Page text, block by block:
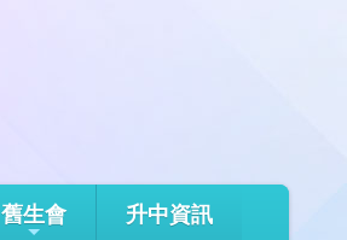
舊生會 升中資訊